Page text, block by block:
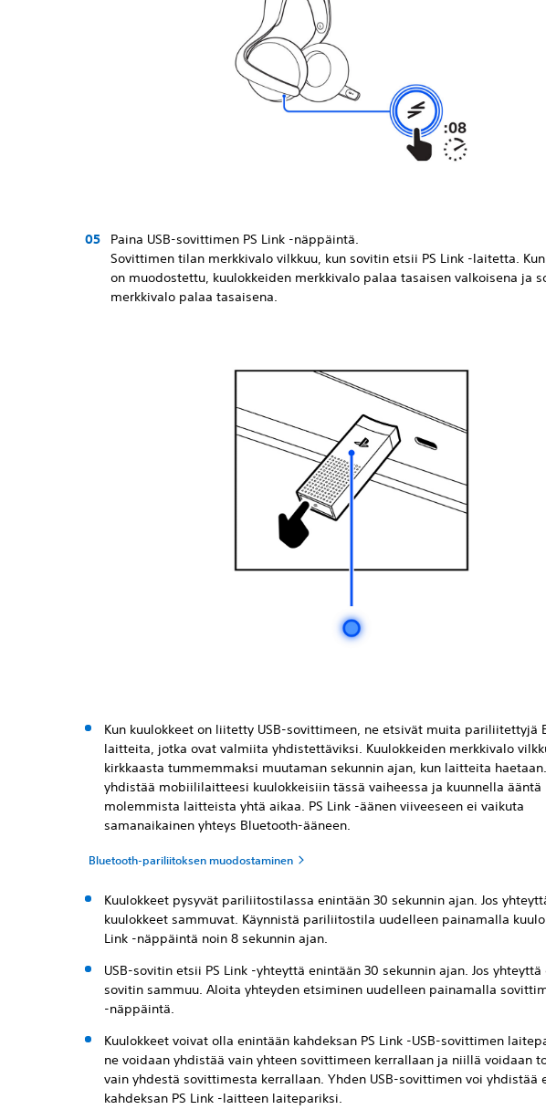
Paina USB-sovittimen PS Link -näppäintä.
Sovittimen tilan merkkivalo vilkkuu, kun sovitin etsii PS Link -laitetta.
on muodostettu, kuulokkeiden merkkivalo palaa tasaisen valkoisena ja
merkkivalo palaa tasaisena.
Kun kuulokkeet on liitetty USB-sovittimeen, ne etsivät muita pariliitettyjä
laitteita, jotka ovat valmiita yhdistettäviksi. Kuulokkeiden merkkivalo
kirkkaasta tummemmaksi muutaman sekunnin ajan, kun laitteita
yhdistää mobiililaitteesi kuulokkeisiin tässä vaiheessa ja kuunnella ääntä
molemmista laitteista yhtä aikaa. PS Link -äänen viiveeseen ei vaikuta
samanaikainen yhteys Bluetooth-ääneen.
Bluetooth-pariliitoksen muodostaminen
Kuulokkeet pysyvät pariliitostilassa enintään 30 sekunnin ajan. Jos
kuulokkeet sammuvat. Käynnistä pariliitostila uudelleen painamalla
Link -näppäintä noin 8 sekunnin ajan.
USB-sovitin etsii PS Link -yhteyttä enintään 30 sekunnin ajan. Jos yhteyttä
sovitin sammuu. Aloita yhteyden etsiminen uudelleen painamalla
-näppäintä.
Kuulokkeet voivat olla enintään kahdeksan PS Link -USB-sovittimen
ne voidaan yhdistää vain yhteen sovittimeen kerrallaan ja niillä voidaan
vain yhdestä sovittimesta kerrallaan. Yhden USB-sovittimen voi yhdistää
kahdeksan PS Link -laitteen laitepariksi.